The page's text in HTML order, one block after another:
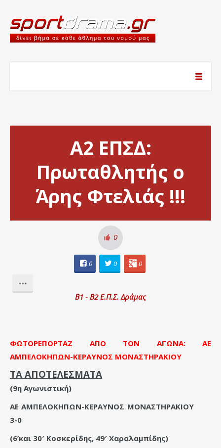
Α2 ΕΠΣΔ:
Πρωταθλητής ο
Άρης Φτελιάς !!!
0
0 0 0
Β1 - Β2 Ε.Π.Σ. Δράμας
ΦΩΤΟΡΕΠΟΡΤΑΖ ΑΠΟ ΤΟΝ ΑΓΩΝΑ: ΑΕ
ΑΜΠΕΛΟΚΗΠΩΝ-ΚΕΡΑΥΝΟΣ ΜΟΝΑΣΤΗΡΑΚΙΟΥ
ΤΑ ΑΠΟΤΕΛΕΣΜΑΤΑ
(9η Αγωνιστική)
ΑΕ ΑΜΠΕΛΟΚΗΠΩΝ-ΚΕΡΑΥΝΟΣ ΜΟΝΑΣΤΗΡΑΚΙΟΥ
3-0
(6’και 30′ Κοσκερίδης, 49′ Χαραλαμπίδης)